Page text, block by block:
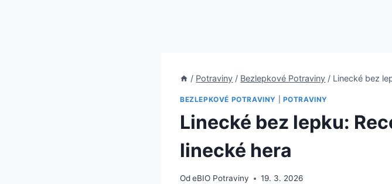
/ Potraviny / Bezlepkové Potraviny / Linecké bez
BEZLEPKOVÉ POTRAVINY POTRAVINY
Linecké bez lepku:
linecké hera
OdeBIO Potraviny 19. 3. 2026